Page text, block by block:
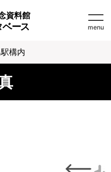
資料館
ース menu
構内